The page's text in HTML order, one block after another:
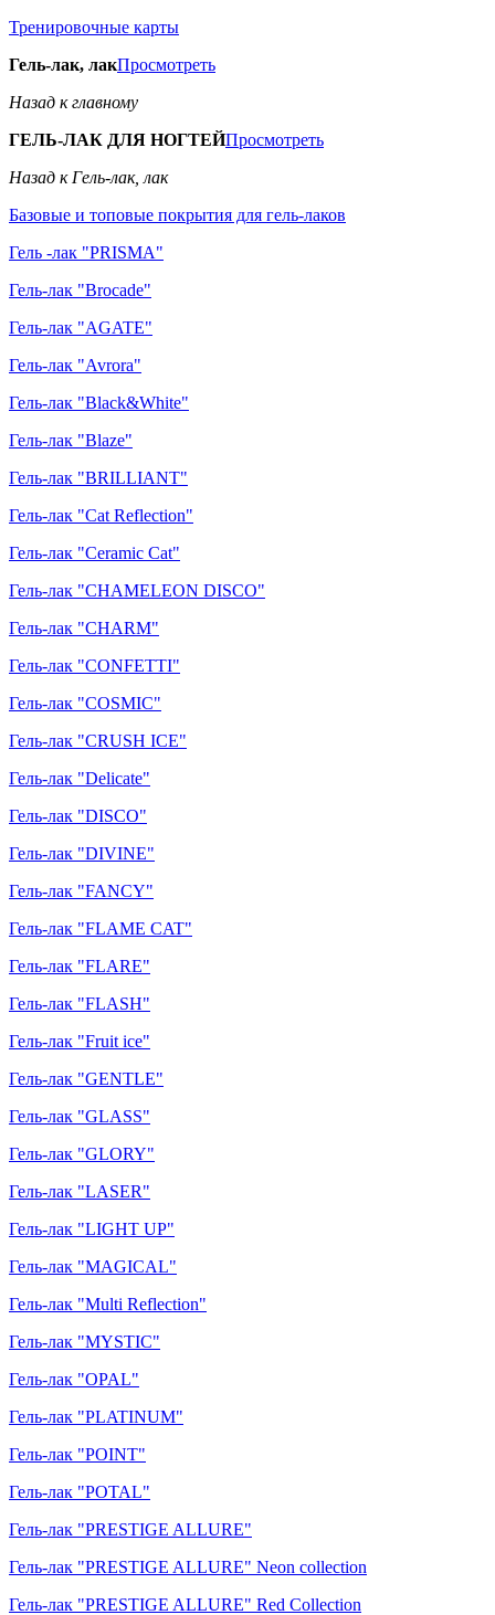
Тренировочные карты
Гель-лак, лакПросмотреть
Назад к главному
ГЕЛЬ-ЛАК ДЛЯ НОГТЕЙПросмотреть
Назад к Гель-лак, лак
Базовые и топовые покрытия для гель-лаков
Гель -лак "PRISMA"
Гель-лак "Brocade"
Гель-лак "AGATE"
Гель-лак "Avrora"
Гель-лак "Black&White"
Гель-лак "Blaze"
Гель-лак "BRILLIANT"
Гель-лак "Cat Reflection"
Гель-лак "Ceramic Cat"
Гель-лак "CHAMELEON DISCO"
Гель-лак "CHARM"
Гель-лак "CONFETTI"
Гель-лак "COSMIC"
Гель-лак "CRUSH ICE"
Гель-лак "Delicate"
Гель-лак "DISCO"
Гель-лак "DIVINE"
Гель-лак "FANCY"
Гель-лак "FLAME CAT"
Гель-лак "FLARE"
Гель-лак "FLASH"
Гель-лак "Fruit ice"
Гель-лак "GENTLE"
Гель-лак "GLASS"
Гель-лак "GLORY"
Гель-лак "LASER"
Гель-лак "LIGHT UP"
Гель-лак "MAGICAL"
Гель-лак "Multi Reflection"
Гель-лак "MYSTIC"
Гель-лак "OPAL"
Гель-лак "PLATINUM"
Гель-лак "POINT"
Гель-лак "POTAL"
Гель-лак "PRESTIGE ALLURE"
Гель-лак "PRESTIGE ALLURE" Neon collection
Гель-лак "PRESTIGE ALLURE" Red Collection